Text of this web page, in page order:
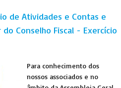
de Atividades e Contas e
do Conselho Fiscal - Exercício
Para conhecimento dos
nossos associados e no